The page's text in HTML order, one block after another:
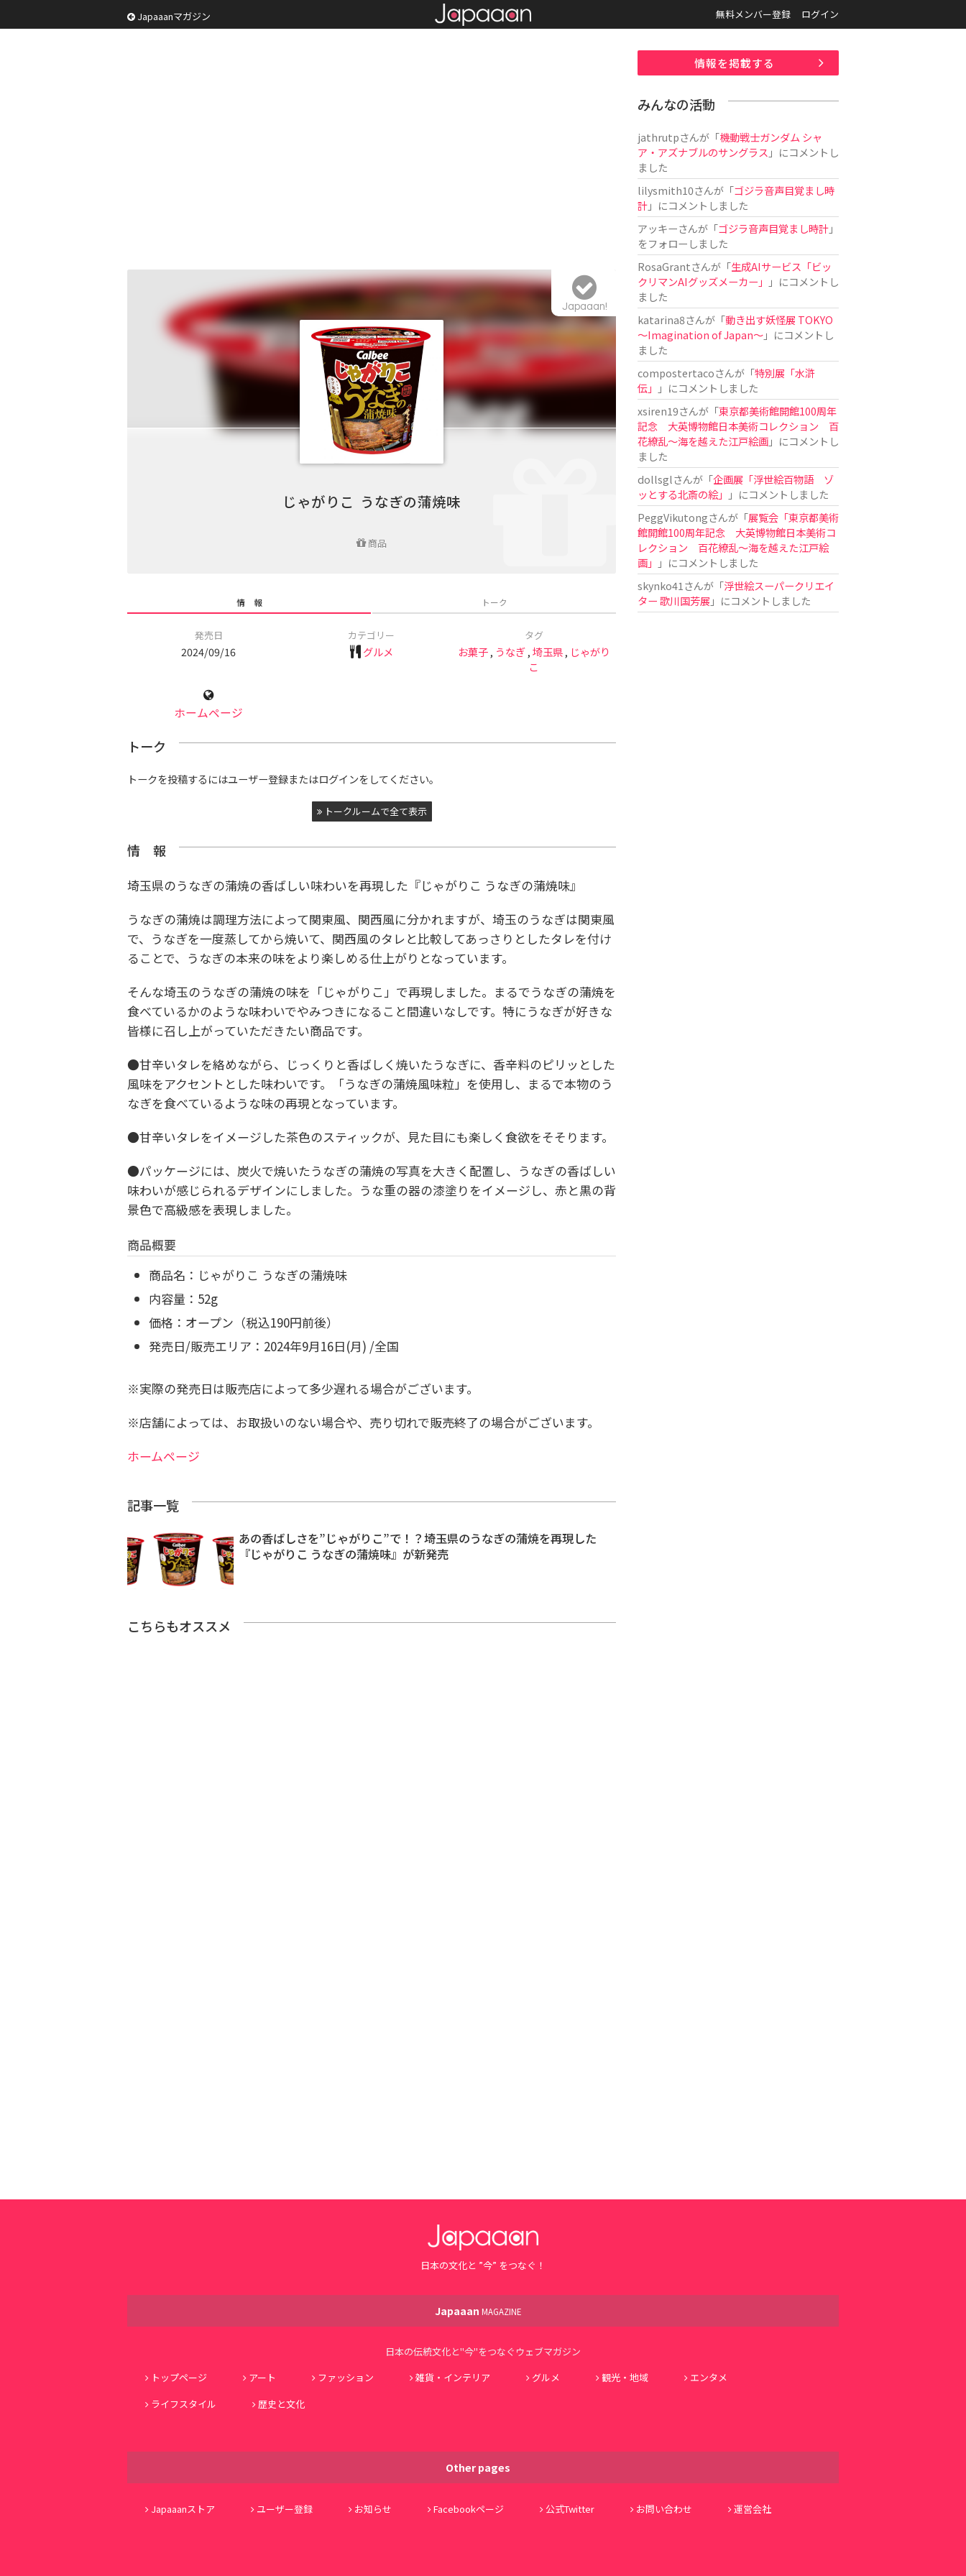
Japaaanマガジン 無料メンバー登録 ログイン
じゃがりこ うなぎの蒲焼味
商品
Japaaan!
情 報 トーク
発売日
2024/09/16
カテゴリー
グルメ
タグ
お菓子, うなぎ,埼玉県, じゃがり
こ
ホームページ
トーク
トークを投稿するにはユーザー登録またはログインをしてください。
トークルームで全て表示
情 報
埼玉県のうなぎの蒲焼の香ばしい味わいを再現した『じゃがりこ うなぎの蒲焼味』
うなぎの蒲焼は調理方法によって関東風、関西風に分かれますが、埼玉のうなぎは関東風
で、うなぎを一度蒸してから焼いて、関西風のタレと比較してあっさりとしたタレを付け
ることで、うなぎの本来の味をより楽しめる仕上がりとなっています。
そんな埼玉のうなぎの蒲焼の味を「じゃがりこ」で再現しました。まるでうなぎの蒲焼を
食べているかのような味わいでやみつきになること間違いなしです。特にうなぎが好きな
皆様に召し上がっていただきたい商品です。
●甘辛いタレを絡めながら、じっくりと香ばしく焼いたうなぎに、香辛料のピリッとした
風味をアクセントとした味わいです。「うなぎの蒲焼風味粒」を使用し、まるで本物のう
なぎを食べているような味の再現となっています。
●甘辛いタレをイメージした茶色のスティックが、見た目にも楽しく食欲をそそります。
●パッケージには、炭火で焼いたうなぎの蒲焼の写真を大きく配置し、うなぎの香ばしい
味わいが感じられるデザインにしました。うな重の器の漆塗りをイメージし、赤と黒の背
景色で高級感を表現しました。
商品概要
商品名：じゃがりこ うなぎの蒲焼味
内容量：52g
価格：オープン（税込190円前後）
発売日/販売エリア：2024年9月16日(月) /全国
※実際の発売日は販売店によって多少遅れる場合がございます。
※店舗によっては、お取扱いのない場合や、売り切れで販売終了の場合がございます。
ホームページ
記事一覧
あの香ばしさを”じゃがりこ”で！？埼玉県のうなぎの蒲焼を再現した
『じゃがりこ うなぎの蒲焼味』が新発売
こちらもオススメ
情報を掲載する
みんなの活動
jathrutpさんが「機動戦士ガンダム シャ
ア・アズナブルのサングラス 」にコメントし
ました
lilysmith10さんが「ゴジラ音声目覚まし時
計」にコメントしました
アッキーさんが「ゴジラ音声目覚まし時計」
をフォローしました
RosaGrantさんが「生成AIサービス「ビッ
クリマンAIグッズメーカー」
」にコメントし
ました
katarina8さんが「動き出す妖怪展 TOKYO
〜Imagination of Japan〜」にコメントし
ました
compostertacoさんが「特別展「水滸
伝」
」にコメントしました
xsiren19さんが「東京都美術館開館100周年
記念 大英博物館日本美術コレクション 百
花繚乱～海を越えた江戸絵画」にコメントし
ました
dollsglさんが「企画展「浮世絵百物語 ゾ
ッとする北斎の絵」
」にコメントしました
PeggVikutongさんが「展覧会「東京都美術
館開館100周年記念 大英博物館日本美術コ
レクション 百花繚乱〜海を越えた江戸絵
画」
」にコメントしました
skynko41 さんが「浮世絵スーパークリエイ
ター 歌川国芳展 」にコメントしました
日本の文化と ”今” をつなぐ！
Japaaan MAGAZINE
日本の伝統文化と"今"をつなぐウェブマガジン
トップページ
アート ファッション 雑貨・インテリア グルメ 観光・地域
エンタメ
ライフスタイル
歴史と文化
Other pages
Japaaanストア ユーザー登録 お知らせ Facebookページ 公式Twitter お問い合わせ 運営会社